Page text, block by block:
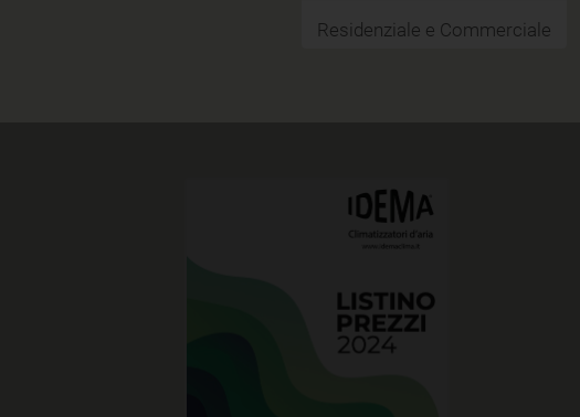
Residenziale e Commerciale